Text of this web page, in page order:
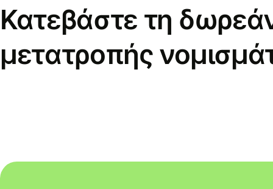
Κατεβάστε τη
μετατροπής